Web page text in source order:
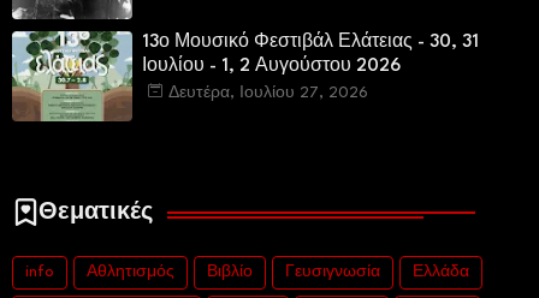
13ο Μουσικό Φεστιβάλ Ελάτειας - 30, 31
Ιουλίου - 1, 2 Αυγούστου 2026
Δευτέρα, Ιουλίου 27, 2026
Θεματικές
info Αθλητισμός Βιβλίο Γευσιγνωσία Ελλάδα